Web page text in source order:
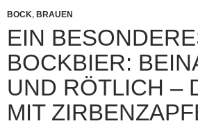
BOCK, BRAUEN
EIN
BOCKBIER:
UND RÖTLICH –
MIT